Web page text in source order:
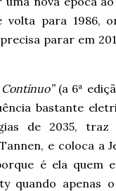
para 1986,
parar em
(a 6ª
bastante
de 2035,
e coloca a
é ela quem
quando apenas